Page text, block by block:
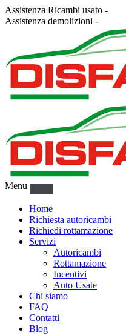
Assistenza Ricambi usato -
Assistenza demolizioni -
Menu
Home
Richiesta autoricambi
Richiedi rottamazione
Servizi
Autoricambi
Rottamazione
Incentivi
Auto Usate
Chi siamo
FAQ
Contatti
Blog